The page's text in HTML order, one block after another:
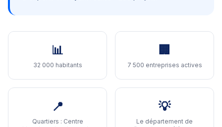
📊
32 000 habitants
🏢
7 500 entreprises actives
📍
Quartiers : Centre
💡
Le département de